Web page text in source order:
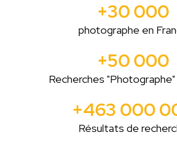
+30 000
photographe en
+50 000
Recherches
+463 000
Résultats de